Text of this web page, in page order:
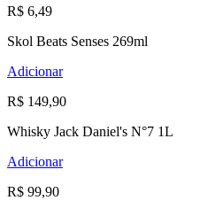
R$ 6,49
Skol Beats Senses 269ml
Adicionar
R$ 149,90
Whisky Jack Daniel's N°7 1L
Adicionar
R$ 99,90